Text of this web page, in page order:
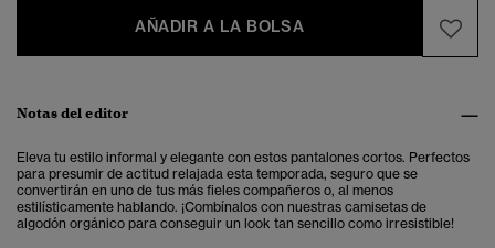
AÑADIR A LA BOLSA
Notas del editor
Eleva tu estilo informal y elegante con estos pantalones cortos. Perfectos
para presumir de actitud relajada esta temporada, seguro que se
convertirán en uno de tus más fieles compañeros o, al menos
estilísticamente hablando. ¡Combínalos con nuestras camisetas de
algodón orgánico para conseguir un look tan sencillo como irresistible!